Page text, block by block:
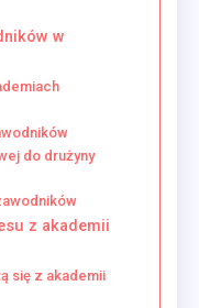
w
do drużyny
z akademii
się z akademii